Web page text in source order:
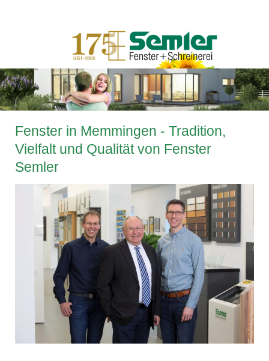
Fenster in Memmingen - Tradition,
Vielfalt und Qualität von Fenster
Semler